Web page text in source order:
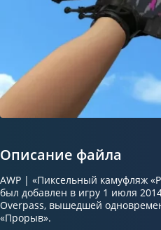
Описание файла
AWP | «Пиксельный камуфляж
был добавлен в игру 1 июля
Overpass, вышедшей
«Прорыв».